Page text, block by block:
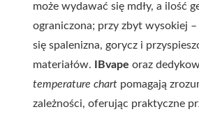
może wydawać się mdły, a ilość
ograniczona; przy zbyt wysokiej
się spalenizna, gorycz i
materiałów.
IBvape oraz
temperature chart pomagają
zależności, oferując praktyczne